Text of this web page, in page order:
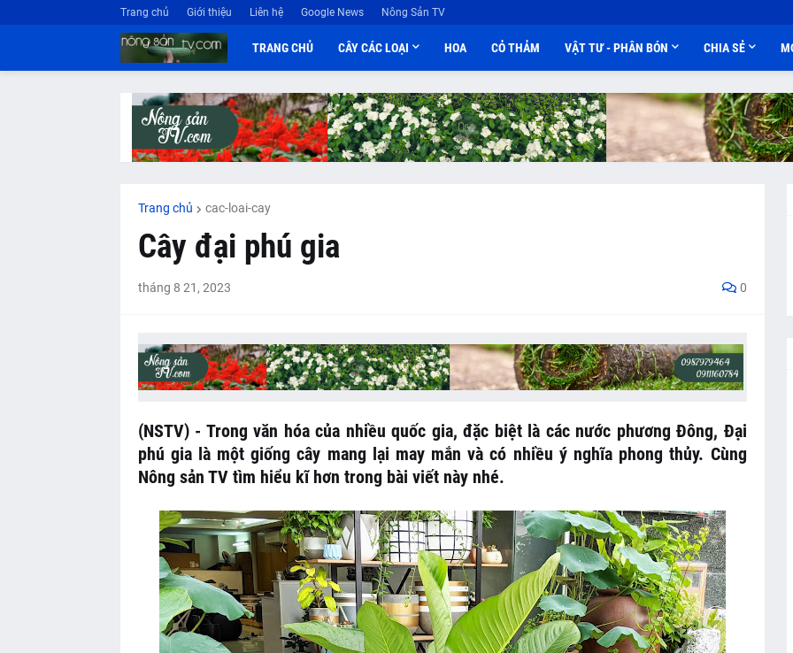
Trang chủ Giới thiệu Liên hệ Google News Nông Sản TV
TRANG CHỦ CÂY CÁC LOẠI HOA CỎ THẢM VẬT TƯ - PHÂN BÓN CHIA SẺ
Trang chủ cac-loai-cay
Cây đại phú gia
tháng 8 21, 2023 0
(NSTV) - Trong văn hóa của nhiều quốc gia, đặc biệt là các nước phương Đông, Đại
phú gia là một giống cây mang lại may mắn và có nhiều ý nghĩa phong thủy. Cùng
Nông sản TV tìm hiểu kĩ hơn trong bài viết này nhé.